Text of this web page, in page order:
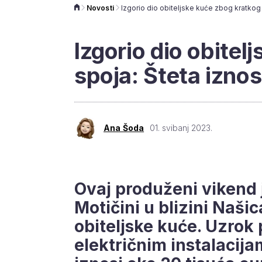
Novosti
Izgorio dio
spoja: Šteta
Ana Šoda 01. svibanj 2023.
Ovaj produženi
Motičini u blizini
obiteljske kuće. Uzrok
električnim